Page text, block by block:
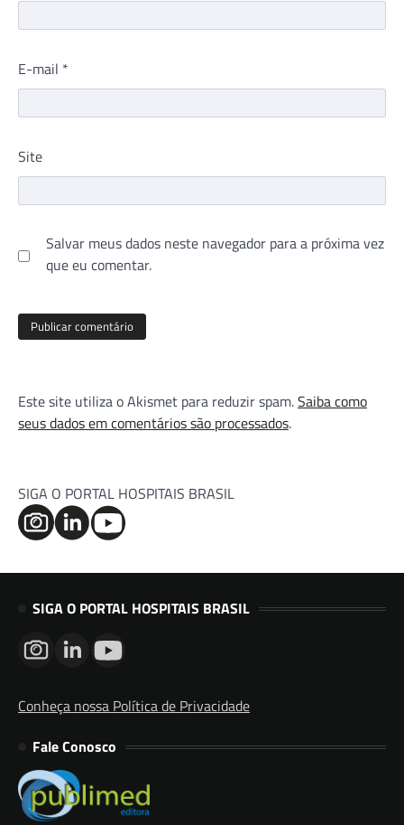
E-mail *
Site
Salvar meus dados neste navegador para a próxima vez
que eu comentar.
Este site utiliza o Akismet para reduzir spam.Saiba como
seus dados em comentários são processados.
SIGA O PORTAL HOSPITAIS BRASIL
SIGA O PORTAL HOSPITAIS BRASIL
Conheça nossa Política de Privacidade
Fale Conosco